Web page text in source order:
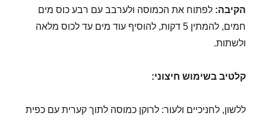
הקיבה:לפתוח את הכמוסה ולערבב עם רבע כוס מים
חמים, להמתין 5 דקות, להוסיף עוד מים עד לכוס מלאה
ולשתות.
קלטיב בשימוש חיצוני:
ללשון, לחניכיים ולעור: לרוקן כמוסה לתוך קערית עם כפית